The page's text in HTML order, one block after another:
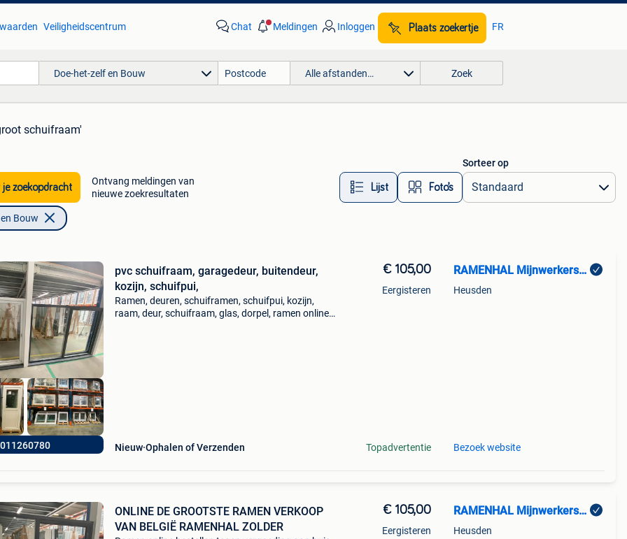
Veiligheidscentrum Chat Meldingen Inloggen Plaats zoekertje FR
Doe-het-zelf en Bouw Alle afstanden… Zoek
schuifraam'
je zoekopdracht
Ontvang meldingen van
nieuwe zoekresultaten
Lijst Foto’s
Sorteer op
Bouw
011260780
pvc schuifraam, garagedeur, buitendeur,
kozijn, schuifpui,
Ramen, deuren, schuiframen, schuifpui, kozijn,
raam, deur, schuifraam, glas, dorpel, ramen online
Nieuw Ophalen of Verzenden
€ 105,00
Eergisteren
Topadvertentie
RAMENHAL Mijnwerkerslaan 33 bus 3 3550 Heusden-Zolder
Heusden
Bezoek website
ONLINE DE GROOTSTE RAMEN VERKOOP
VAN BELGIË RAMENHAL ZOLDER
€ 105,00
Eergisteren
RAMENHAL Mijnwerkerslaan 33 bus 3 3550 Heusden-Zolder
Heusden